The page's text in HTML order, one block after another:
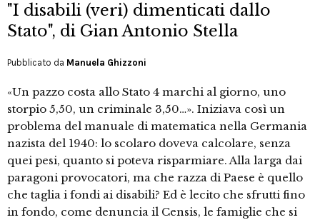
"I disabili (veri) dimenticati dallo
Stato", di Gian Antonio Stella
Pubblicato da Manuela Ghizzoni
«Un pazzo costa allo Stato 4 marchi al giorno, uno
storpio 5,50, un criminale 3,50…». Iniziava così un
problema del manuale di matematica nella Germania
nazista del 1940: lo scolaro doveva calcolare, senza
quei pesi, quanto si poteva risparmiare. Alla larga dai
paragoni provocatori, ma che razza di Paese è quello
che taglia i fondi ai disabili? Ed è lecito che sfrutti fino
in fondo, come denuncia il Censis, le famiglie che si